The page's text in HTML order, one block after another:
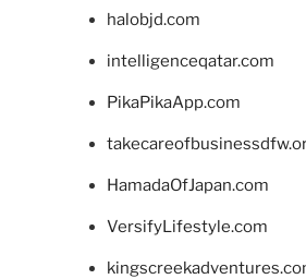
halobjd.com
intelligenceqatar.com
PikaPikaApp.com
HamadaOfJapan.com
VersifyLifestyle.com